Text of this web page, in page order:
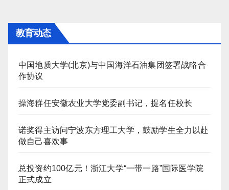
教育动态
中国地质大学(北京)与中国海洋石油集团签署战略合
作协议
操海群任安徽农业大学党委副书记，提名任校长
诺奖得主访问宁波东方理工大学，鼓励学生全力以赴
做自己喜欢事
总投资约100亿元！浙江大学“一带一路”国际医学院
正式成立